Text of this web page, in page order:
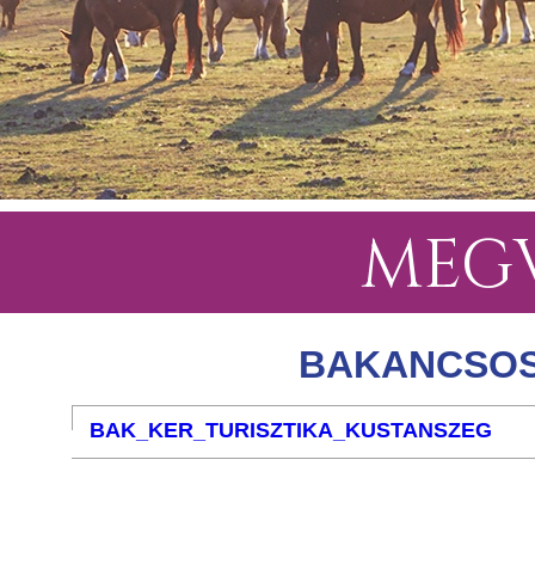
BAK_KER_TURISZTIKA_KUSTANSZEG